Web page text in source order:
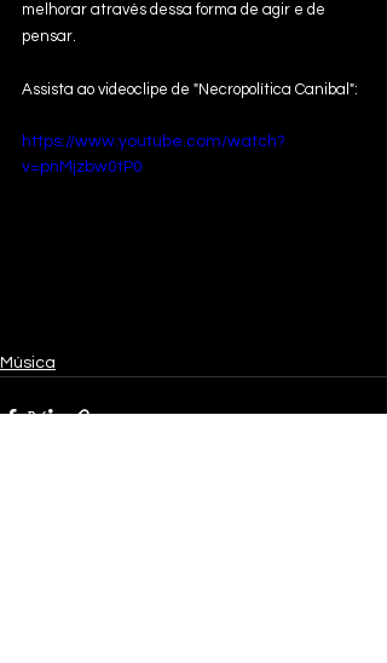
melhorar através dessa forma de agir e de
pensar.
Assista ao videoclipe de "Necropolítica Canibal":
https://www.youtube.com/watch?
v=pnMjzbw0tP0
Música